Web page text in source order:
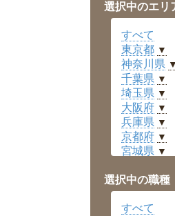
選択中のエリ
すべて
東京都 ▼
神奈川県 ▼
千葉県 ▼
埼玉県 ▼
大阪府 ▼
兵庫県 ▼
京都府 ▼
宮城県 ▼
福井県 ▼
岡山県 ▼
広島県
選択中の職
すべて